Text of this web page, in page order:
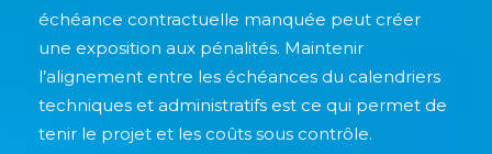
échéance contractuelle manquée peut créer
une exposition aux pénalités. Maintenir
l’alignement entre les échéances du calendriers
techniques et administratifs est ce qui permet de
tenir le projet et les coûts sous contrôle.